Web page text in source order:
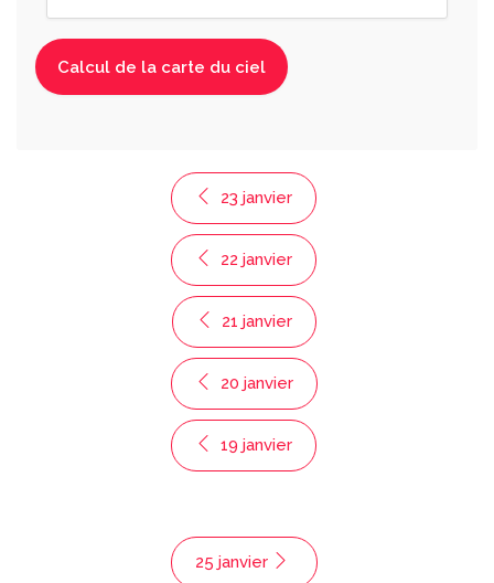
23 janvier
22 janvier
21 janvier
20 janvier
19 janvier
25 janvier